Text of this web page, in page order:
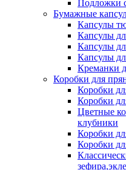
Подложки
Бумажные
Капсулы
Капсулы
Капсулы
Капсулы
Креманки
Коробки для
Коробки
Коробки
Цветные
клубники
Коробки
Коробки